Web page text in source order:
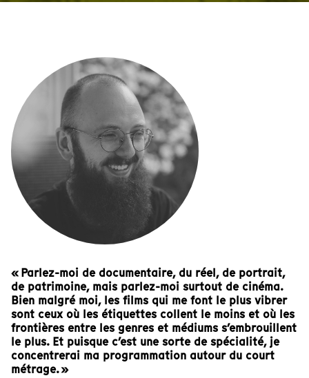
« Parlez-moi de documentaire, du réel, de portrait,
de patrimoine, mais parlez-moi surtout de cinéma.
Bien malgré moi, les films qui me font le plus vibrer
sont ceux où les étiquettes collent le moins et où les
frontières entre les genres et médiums s’embrouillent
le plus. Et puisque c’est une sorte de spécialité, je
concentrerai ma programmation autour du court
métrage. »